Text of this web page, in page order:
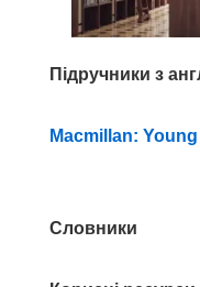
Підручники з
Macmillan:
Словники